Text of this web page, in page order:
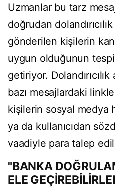
Uzmanlar bu tarz
doğrudan
gönderilen kişilerin
uygun olduğunun
getiriyor.
bazı mesajlardaki
kişilerin sosyal medya
ya da kullanıcıdan
vaadiyle para talep
"BANKA
ELE